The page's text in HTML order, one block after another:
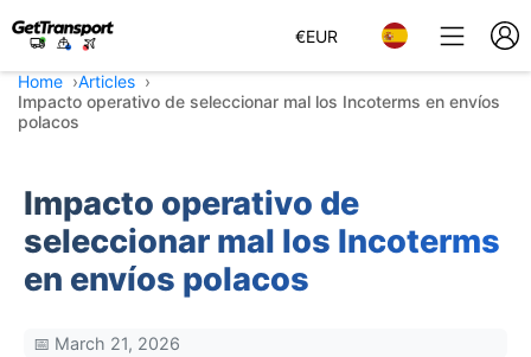
€EUR
Home
Articles
Impacto operativo de seleccionar mal los Incoterms en envíos
polacos
Impacto operativo de
seleccionar mal los Incoterms
en envíos polacos
📅 March 21, 2026